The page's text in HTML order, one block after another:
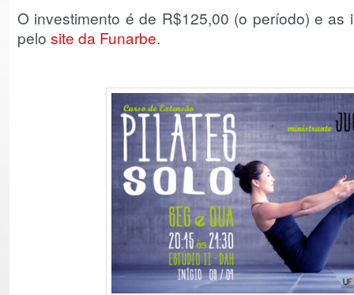
O investimento é de R$125,00 (o período) e as
pelo site da Funarbe.